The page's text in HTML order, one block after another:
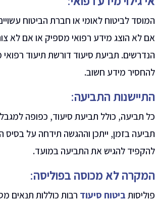
המוסד לביטוח לאומי או חברת הביטוח
אם לא הוצג מידע רפואי מספיק או אם לא
הנדרשים. תביעת סיעוד דורשת תיעוד רפואי
להחסיר מידע חשוב.
התיישנות התביעה:
כל תביעה, כולל תביעת סיעוד, כפופה
תביעה בזמן, ייתכן וההגשה תידחה על בסיס
להקפיד להגיש את התביעה במועד.
המקרה לא מכוסה בפוליסה:
פוליסות ביטוח סיעוד רבות כוללות תנאים